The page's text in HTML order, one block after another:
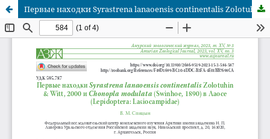
Первые находки Syrastrena lanaoensis continentalis Zolotuhin & Witt, 2000 и Chonopla modulata (Swinhoe, 1890) в Лаосе (Lepidoptera: Lasiocampidae)